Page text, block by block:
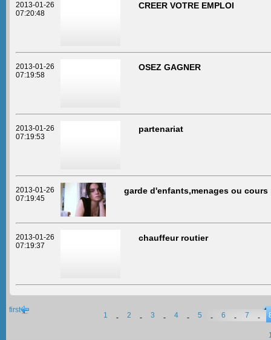
2013-01-26
07:20:48
CREER VOTRE EMPLOI
2013-01-26
07:19:58
OSEZ GAGNER
2013-01-26
07:19:53
partenariat
2013-01-26
07:19:45
garde d'enfants,menages ou
2013-01-26
07:19:37
chauffeur routier
first
1 - 2 - 3 - 4 - 5 - 6 - 7 -